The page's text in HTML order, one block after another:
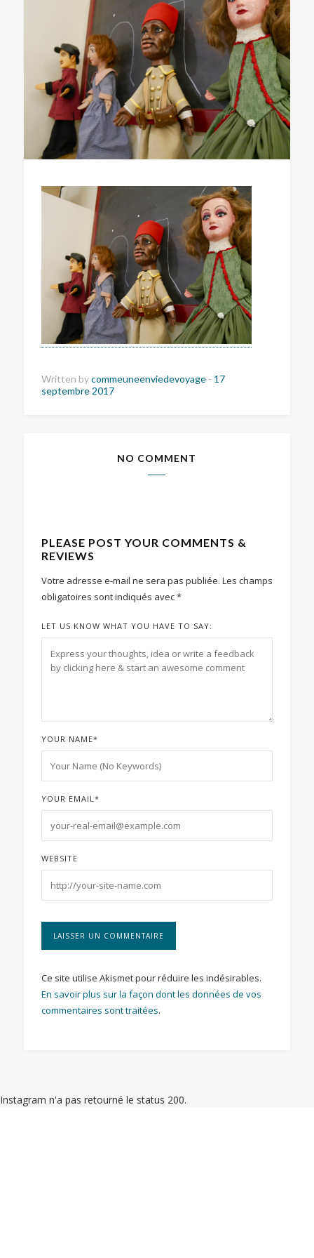
Written bycommeuneenviedevoyage - 17
septembre 2017
NO COMMENT
PLEASE POST YOUR COMMENTS &
REVIEWS
Votre adresse e-mail ne sera pas publiée. Les champs
obligatoires sont indiqués avec*
LET US KNOW WHAT YOU HAVE TO SAY:
YOUR NAME*
YOUR EMAIL*
WEBSITE
Ce site utilise Akismet pour réduire les indésirables.
En savoir plus sur la façon dont les données de vos
commentaires sont traitées.
Instagram n'a pas retourné le status 200.